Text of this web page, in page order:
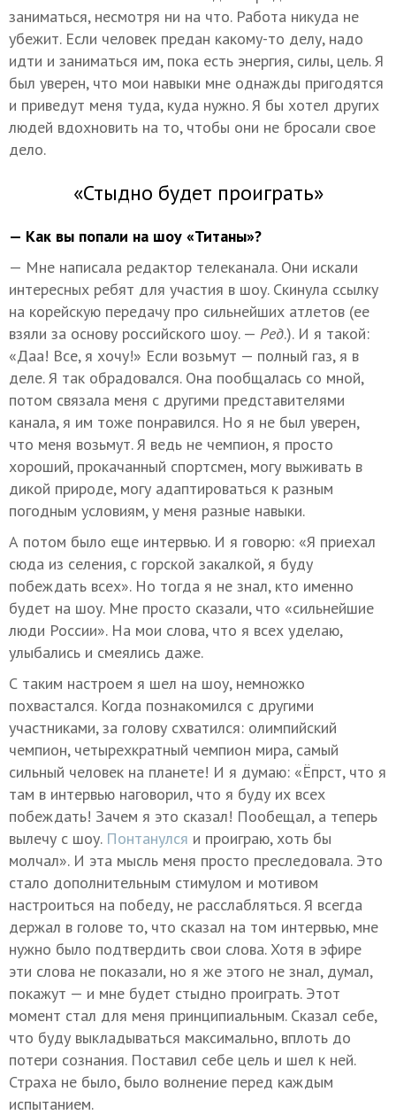
заниматься, несмотря ни на что. Работа никуда не
убежит. Если человек предан какому-то делу, надо
идти и заниматься им, пока есть энергия, силы, цель. Я
был уверен, что мои навыки мне однажды пригодятся
и приведут меня туда, куда нужно. Я бы хотел других
людей вдохновить на то, чтобы они не бросали свое
дело.
«Стыдно будет проиграть»
— Как вы попали на шоу «Титаны»?
— Мне написала редактор телеканала. Они искали
интересных ребят для участия в шоу. Скинула ссылку
на корейскую передачу про сильнейших атлетов (ее
взяли за основу российского шоу. — Ред.). И я такой:
«Даа! Все, я хочу!» Если возьмут — полный газ, я в
деле. Я так обрадовался. Она пообщалась со мной,
потом связала меня с другими представителями
канала, я им тоже понравился. Но я не был уверен,
что меня возьмут. Я ведь не чемпион, я просто
хороший, прокачанный спортсмен, могу выживать в
дикой природе, могу адаптироваться к разным
погодным условиям, у меня разные навыки.
А потом было еще интервью. И я говорю: «Я приехал
сюда из селения, с горской закалкой, я буду
побеждать всех». Но тогда я не знал, кто именно
будет на шоу. Мне просто сказали, что «сильнейшие
люди России». На мои слова, что я всех уделаю,
улыбались и смеялись даже.
С таким настроем я шел на шоу, немножко
похвастался. Когда познакомился с другими
участниками, за голову схватился: олимпийский
чемпион, четырехкратный чемпион мира, самый
сильный человек на планете! И я думаю: «Ёпрст, что я
там в интервью наговорил, что я буду их всех
побеждать! Зачем я это сказал! Пообещал, а теперь
вылечу с шоу. Понтанулся и проиграю, хоть бы
молчал». И эта мысль меня просто преследовала. Это
стало дополнительным стимулом и мотивом
настроиться на победу, не расслабляться. Я всегда
держал в голове то, что сказал на том интервью, мне
нужно было подтвердить свои слова. Хотя в эфире
эти слова не показали, но я же этого не знал, думал,
покажут — и мне будет стыдно проиграть. Этот
момент стал для меня принципиальным. Сказал себе,
что буду выкладываться максимально, вплоть до
потери сознания. Поставил себе цель и шел к ней.
Страха не было, было волнение перед каждым
испытанием.